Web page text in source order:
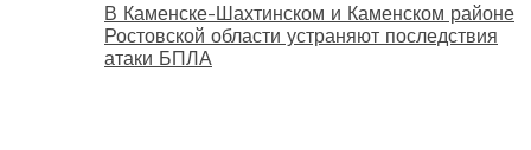
В Каменске-Шахтинском и Каменском районе
Ростовской области устраняют последствия
атаки БПЛА